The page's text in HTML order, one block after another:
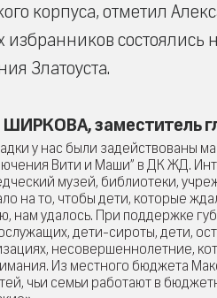
корпуса, отметил
состоялись
Златоуста.
заместитель
у нас были задействованы
Вити и Маши” в ДК ЖД.
музей, библиотеки,
на то, чтобы дети, которые
нам удалось. При поддержке
дети-сироты, дети,
несовершеннолетние,
Из местного бюджета
чьи семьи работают в